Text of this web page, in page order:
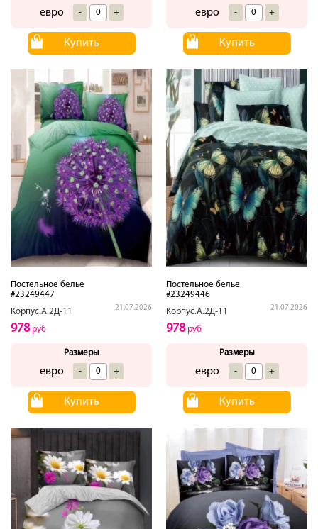
евро - +
Купить
евро - +
Купить
Постельное белье
#23249447
Корпус.А.2Д-11
21.07.2026
978руб
Размеры
евро - +
Купить
Постельное белье
#23249446
Корпус.А.2Д-11
21.07.2026
978руб
Размеры
евро - +
Купить